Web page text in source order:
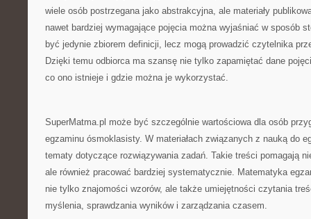
wiele osób postrzegana jako abstrakcyjna, ale materiały
nawet bardziej wymagające pojęcia można wyjaśniać w sposób
być jedynie zbiorem definicji, lecz mogą prowadzić czytelnika
Dzięki temu odbiorca ma szansę nie tylko zapamiętać dane
co ono istnieje i gdzie można je wykorzystać.
SuperMatma.pl może być szczególnie wartościowa dla osób
egzaminu ósmoklasisty. W materiałach związanych z nauką do
tematy dotyczące rozwiązywania zadań. Takie treści pomagają
ale również pracować bardziej systematycznie. Matematyka
nie tylko znajomości wzorów, ale także umiejętności czytania
myślenia, sprawdzania wyników i zarządzania czasem.